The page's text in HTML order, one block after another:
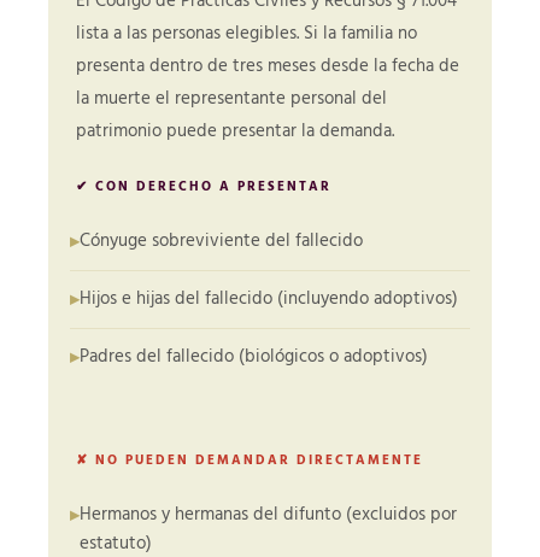
lista a las personas elegibles. Si la familia no
presenta dentro de tres meses desde la fecha de
la muerte el representante personal del
patrimonio puede presentar la demanda.
✔ CON DERECHO A PRESENTAR
Cónyuge sobreviviente del fallecido
Hijos e hijas del fallecido (incluyendo adoptivos)
Padres del fallecido (biológicos o adoptivos)
✘ NO PUEDEN DEMANDAR DIRECTAMENTE
Hermanos y hermanas del difunto (excluidos por
estatuto)